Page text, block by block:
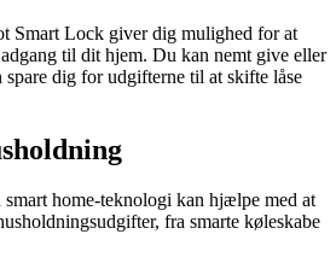
Smart Lock giver dig mulighed for at
til dit hjem. Du kan nemt give eller
dig for udgifterne til at skifte låse
home-teknologi kan hjælpe med at
fra smarte køleskabe